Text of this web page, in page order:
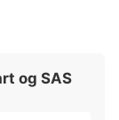
og SAS